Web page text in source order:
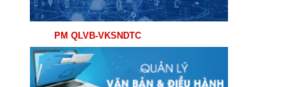
PM QLVB-VKSNDTC